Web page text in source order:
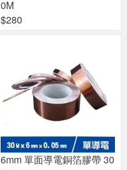
0M
$280
6mm 單面導電銅箔膠帶 30